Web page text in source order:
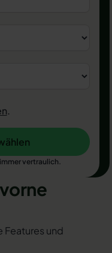
.
vertraulich.
Features und